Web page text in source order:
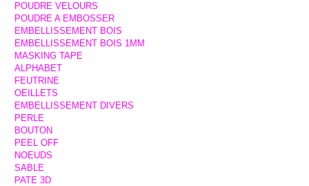
POUDRE VELOURS
POUDRE A EMBOSSER
EMBELLISSEMENT BOIS
EMBELLISSEMENT BOIS 1MM
MASKING TAPE
ALPHABET
FEUTRINE
OEILLETS
EMBELLISSEMENT DIVERS
PERLE
BOUTON
PEEL OFF
NOEUDS
SABLE
PATE 3D